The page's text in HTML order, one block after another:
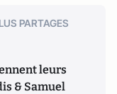
PARTAGES
leurs
& Samuel